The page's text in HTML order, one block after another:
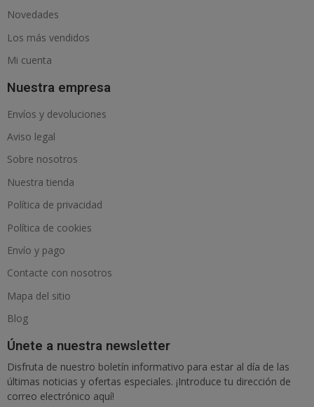
Novedades
Los más vendidos
Mi cuenta
Nuestra empresa
Envíos y devoluciones
Aviso legal
Sobre nosotros
Nuestra tienda
Política de privacidad
Política de cookies
Envío y pago
Contacte con nosotros
Mapa del sitio
Blog
Únete a nuestra newsletter
Disfruta de nuestro boletín informativo para estar al día de las
últimas noticias y ofertas especiales. ¡Introduce tu dirección de
correo electrónico aquí!